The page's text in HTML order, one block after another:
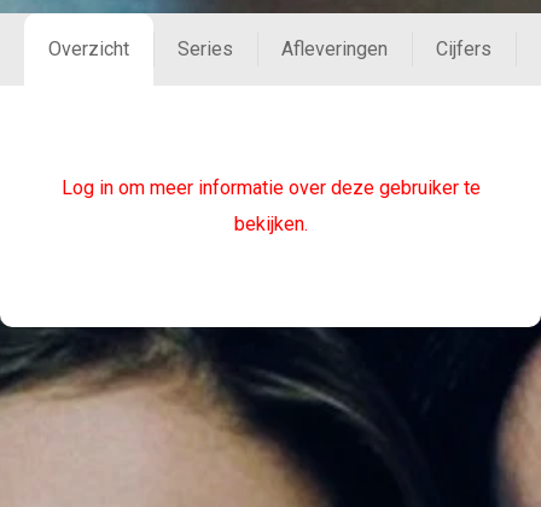
Overzicht Series Afleveringen Cijfers
Log in om meer informatie over deze gebruiker te
bekijken.